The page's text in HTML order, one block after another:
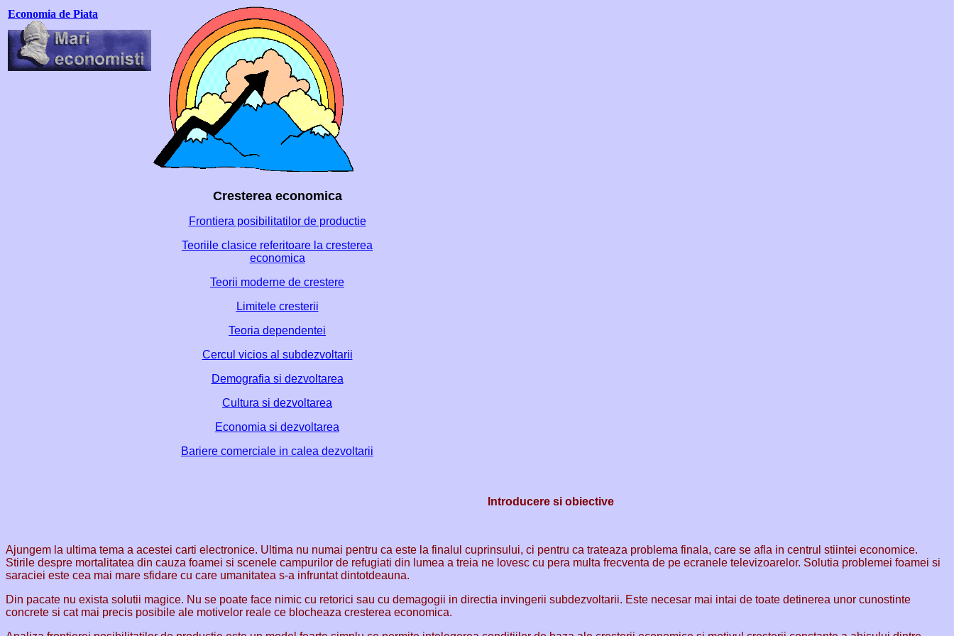
Economia de Piata
Cresterea economica
Frontiera posibilitatilor de productie
Teoriile clasice referitoare la cresterea
economica
Teorii moderne de crestere
Limitele cresterii
Teoria dependentei
Cercul vicios al subdezvoltarii
Demografia si dezvoltarea
Cultura si dezvoltarea
Economia si dezvoltarea
Bariere comerciale in calea dezvoltarii
Introducere si obiective
Ajungem la ultima tema a acestei carti electronice. Ultima nu numai pentru ca este la finalul cuprinsului, ci pentru ca trateaza problema finala, care se afla in centrul stiintei economice.
Stirile despre mortalitatea din cauza foamei si scenele campurilor de refugiati din lumea a treia ne lovesc cu pera multa frecventa de pe ecranele televizoarelor. Solutia problemei foamei si
saraciei este cea mai mare sfidare cu care umanitatea s-a infruntat dintotdeauna.
Din pacate nu exista solutii magice. Nu se poate face nimic cu retorici sau cu demagogii in directia invingerii subdezvoltarii. Este necesar mai intai de toate detinerea unor cunostinte
concrete si cat mai precis posibile ale motivelor reale ce blocheaza cresterea economica.